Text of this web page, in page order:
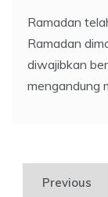
Ramadan
Ramadan
diwajibkan
mengandung
PostsPrevious